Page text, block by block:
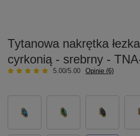
Tytanowa nakrętka
cyrkonią - srebrny -
5.00/5.00 Opinie (6)